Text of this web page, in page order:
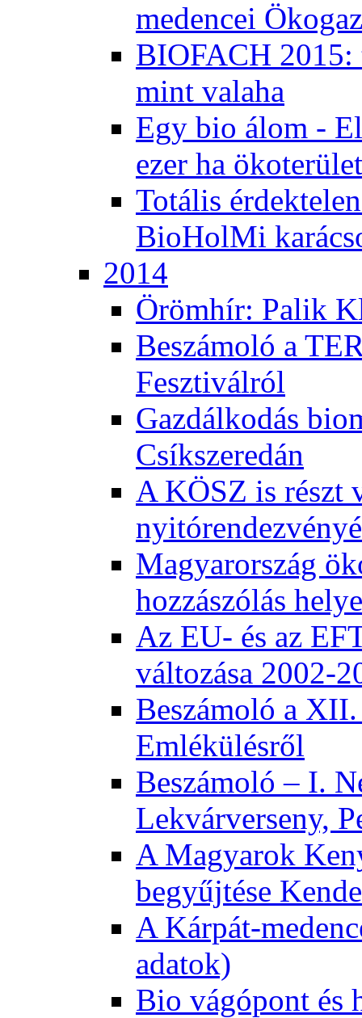
medencei
BIOFACH
mint valaha
Egy bio álom -
ezer ha
Totális
BioHolMi
2014
Örömhír: Palik
Beszámoló a
Fesztiválról
Gazdálkodás
Csíkszeredán
A KÖSZ is részt
Magyarország
hozzászólás
Az EU- és az
változása 2002-
Beszámoló a
Emlékülésről
Beszámoló – I.
Lekvárverseny,
A Magyarok
begyűjtése
A Kárpát-
adatok)
Bio vágópont és